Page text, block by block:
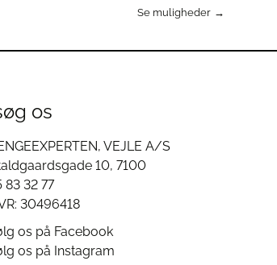
Se muligheder
har
på
varesiden
os
VEJLE A/S
10, 7100
83 32 77
30496418
os på Facebook
os på Instagram